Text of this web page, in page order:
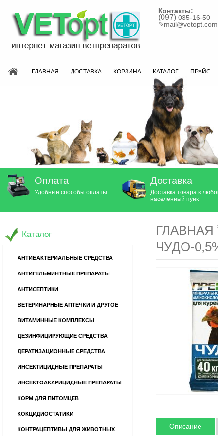
Контакты:
(097) 035-16-50
✎mail@vetopt.com
ГЛАВНАЯ ДОСТАВКА КОРЗИНА КАТАЛОГ ПРАЙС
Оплата
Удобные способы оплаты
Доставка
Доставка товара в
населенный пункт
ГЛАВНАЯ
ЧУДО-
Описание
Каталог
АНТИБАКТЕРИАЛЬНЫЕ СРЕДСТВА
АНТИГЕЛЬМИНТНЫЕ ПРЕПАРАТЫ
АНТИСЕПТИКИ
ВЕТЕРИНАРНЫЕ АПТЕЧКИ И ДРУГОЕ
ВИТАМИННЫЕ КОМПЛЕКСЫ
ДЕЗИНФИЦИРУЮЩИЕ СРЕДСТВА
ДЕРАТИЗАЦИОННЫЕ СРЕДСТВА
ИНСЕКТИЦИДНЫЕ ПРЕПАРАТЫ
ИНСЕКТОАКАРИЦИДНЫЕ ПРЕПАРАТЫ
КОРМ ДЛЯ ПИТОМЦЕВ
КОКЦИДИОСТАТИКИ
КОНТРАЦЕПТИВЫ ДЛЯ ЖИВОТНЫХ